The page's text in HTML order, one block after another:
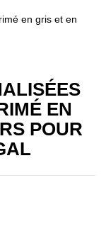
en gris et en
EN
POUR